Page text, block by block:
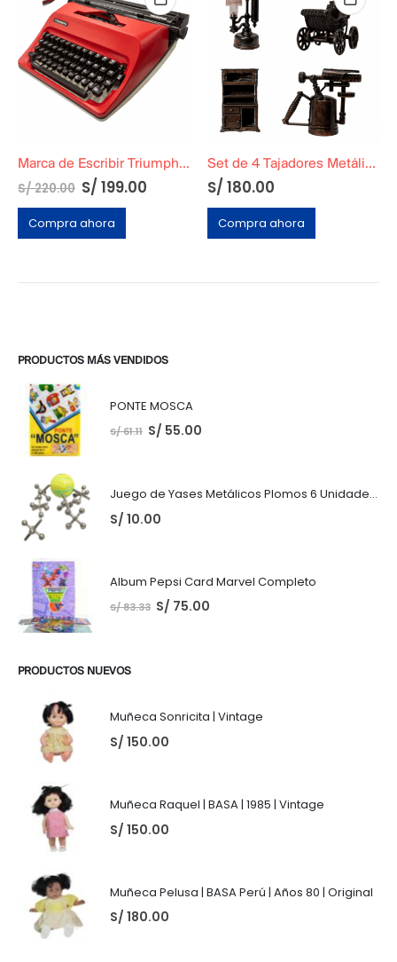
Marca de Escribir Triumph Roja
S/220.00 El
precio
original
era:
S/ 220.00.
S/ 199.00El
S/ 199.00.
Compra ahora
Set de 4 Tajadores Metálicos Originales
S/ 180.00
Compra ahora
PRODUCTOS MÁS VENDIDOS
PONTE MOSCA
S/61.11 S/ 55.00
Juego de Yases Metálicos Plomos 6 Unidades + Pelota de Goma (En Bolsita Lista para Regalar)
S/ 10.00
Album Pepsi Card Marvel Completo
S/83.33 S/ 75.00
PRODUCTOS NUEVOS
Muñeca Sonricita | Vintage
S/ 150.00
Muñeca Raquel | BASA | 1985 | Vintage
S/ 150.00
Muñeca Pelusa | BASA Perú | Años 80 | Original
S/ 180.00